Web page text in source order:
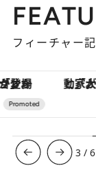
フィーチャー
3 /6